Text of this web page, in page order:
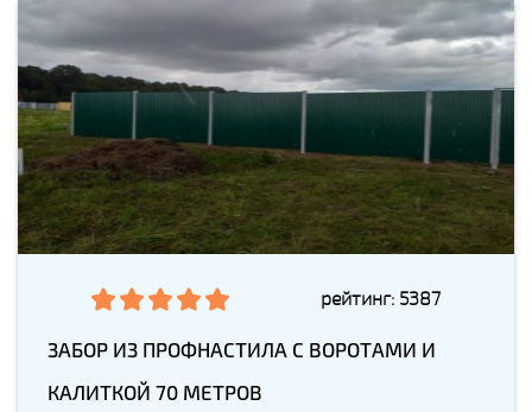
рейтинг: 5387
ЗАБОР ИЗ ПРОФНАСТИЛА С ВОРОТАМИ И
КАЛИТКОЙ 70 МЕТРОВ